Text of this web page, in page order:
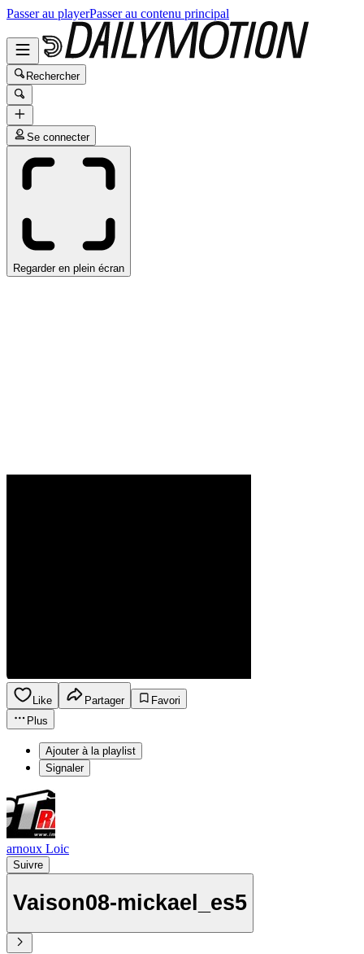
Passer au playerPasser au contenu principal
Rechercher
Se connecter
Regarder en plein écran
Like Partager
Favori
Plus
Ajouter à la playlist
Signaler
arnoux Loic
Suivre
Vaison08-mickael_es5